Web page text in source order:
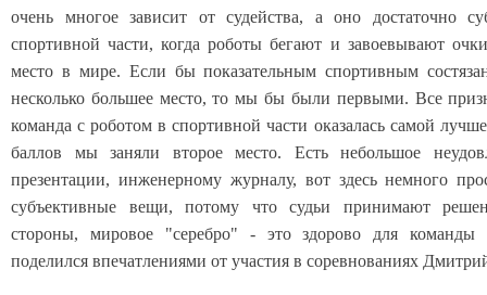
очень многое зависит от судейства, а оно достаточно
спортивной части, когда роботы бегают и завоевывают
место в мире. Если бы показательным спортивным
несколько большее место, то мы бы были первыми. Все
команда с роботом в спортивной части оказалась самой
баллов мы заняли второе место. Есть небольшое
презентации, инженерному журналу, вот здесь немного
субъективные вещи, потому что судьи принимают
стороны, мировое "серебро" - это здорово для
поделился впечатлениями от участия в соревнованиях